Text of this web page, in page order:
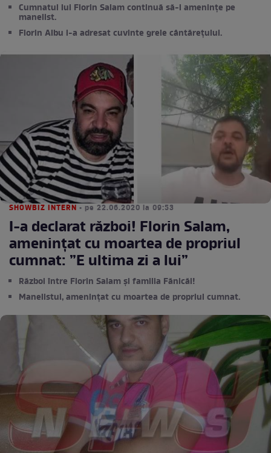
Cumnatul lui Florin Salam continuă să-l amenințe pe
manelist.
Florin Albu i-a adresat cuvinte grele cântărețului.
SHOWBIZ INTERN • pe 22.06.2020 la 09:53
I-a declarat război! Florin Salam,
amenințat cu moartea de propriul
cumnat: ”E ultima zi a lui”
Război între Florin Salam și familia Fănicăi!
Manelistul, amenințat cu moartea de propriul cumnat.